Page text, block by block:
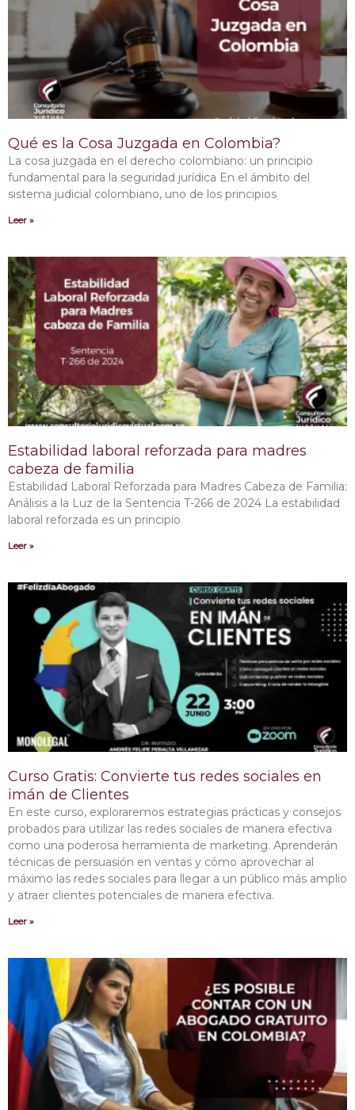
Qué es la Cosa Juzgada en Colombia?
La cosa juzgada en el derecho colombiano: un principio
fundamental para la seguridad jurídica En el ámbito del
sistema judicial colombiano, uno de los principios
Leer »
Estabilidad laboral reforzada para madres
cabeza de familia
Estabilidad Laboral Reforzada para Madres Cabeza de Familia:
Análisis a la Luz de la Sentencia T-266 de 2024 La estabilidad
laboral reforzada es un principio
Leer »
Curso Gratis: Convierte tus redes sociales en
imán de Clientes
En este curso, exploraremos estrategias prácticas y consejos
probados para utilizar las redes sociales de manera efectiva
como una poderosa herramienta de marketing. Aprenderán
técnicas de persuasión en ventas y cómo aprovechar al
máximo las redes sociales para llegar a un público más amplio
y atraer clientes potenciales de manera efectiva.
Leer »